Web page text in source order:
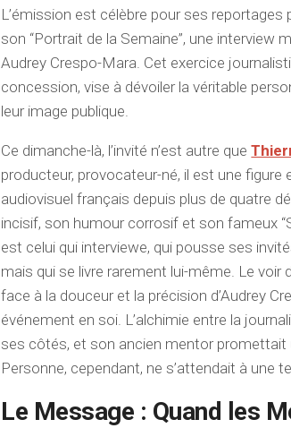
L’émission est célèbre pour ses
son “Portrait de la Semaine”, une interview
Audrey Crespo-Mara. Cet exercice
concession, vise à dévoiler la véritable
leur image publique.
Ce dimanche-là, l’invité n’est autre que
producteur, provocateur-né, il est une figure
audiovisuel français depuis plus de quatre
incisif, son humour corrosif et son fameux
est celui qui interviewe, qui pousse ses
mais qui se livre rarement lui-même. Le voir
face à la douceur et la précision d’Audrey
événement en soi. L’alchimie entre la
ses côtés, et son ancien mentor
Personne, cependant, ne s’attendait à une
Le Message : Quand les